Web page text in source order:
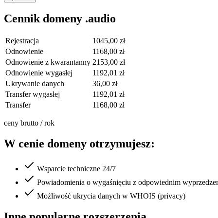
Cennik domeny .audio
Rejestracja
1045,00 zł
Odnowienie
1168,00 zł
Odnowienie z kwarantanny 2153,00 zł
Odnowienie wygasłej
1192,01 zł
Ukrywanie danych
36,00 zł
Transfer wygasłej
1192,01 zł
Transfer
1168,00 zł
ceny brutto / rok
W cenie domeny otrzymujesz:
Wsparcie techniczne 24/7
Powiadomienia o wygaśnięciu z odpowiednim
Możliwość ukrycia danych w WHOIS (privacy)